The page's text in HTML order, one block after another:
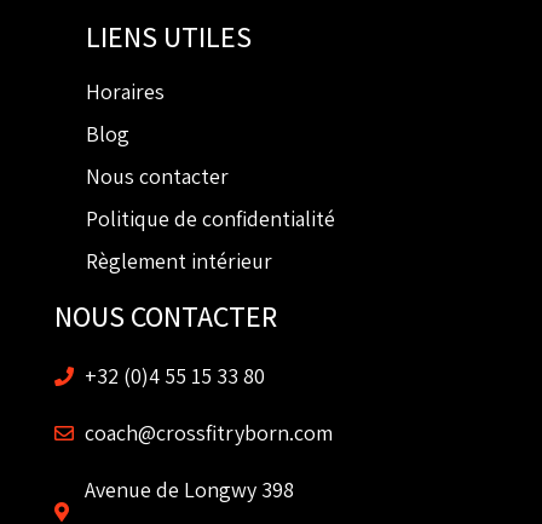
LIENS UTILES
Horaires
Blog
Nous contacter
Politique de confidentialité
Règlement intérieur
NOUS CONTACTER
+32 (0)4 55 15 33 80
coach@crossfitryborn.com
Avenue de Longwy 398